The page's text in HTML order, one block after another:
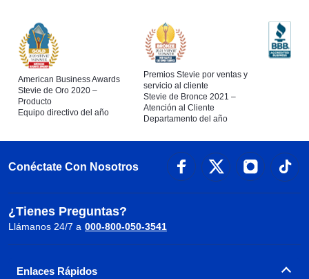
American Business Awards
Stevie de Oro 2020 –
Producto
Equipo directivo del año
Premios Stevie por ventas y
servicio al cliente
Stevie de Bronce 2021 –
Atención al Cliente
Departamento del año
Conéctate Con Nosotros
¿Tienes Preguntas?
Llámanos 24/7 a 000-800-050-3541
Enlaces Rápidos